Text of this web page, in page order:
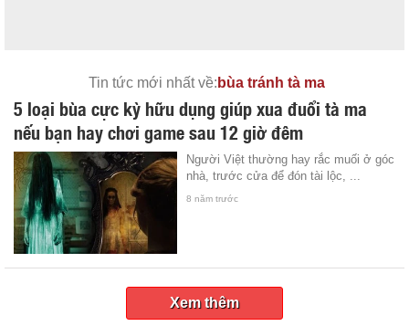
Tin tức mới nhất về: bùa tránh tà ma
5 loại bùa cực kỳ hữu dụng giúp xua đuổi tà ma
nếu bạn hay chơi game sau 12 giờ đêm
Người Việt thường hay rắc muối ở góc
nhà, trước cửa để đón tài lộc, ...
8 năm trước
Xem thêm